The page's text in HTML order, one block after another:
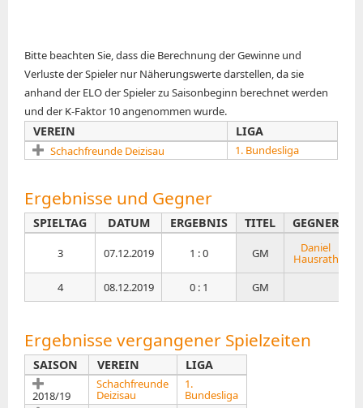
Spielplan
Ergebnisse
Ewige Tabelle
Hall of Fame
Spielersuche
Fotos
Videos
PARTIEN
FRAUEN
Bitte beachten Sie, dass die Berechnung der Gewinne und
Verluste der Spieler nur Näherungswerte darstellen, da sie
anhand der ELO der Spieler zu Saisonbeginn berechnet werden
und der K-Faktor 10 angenommen wurde.
VEREIN LIGA
Schachfreunde Deizisau 1. Bundesliga
Ergebnisse und Gegner
SPIELTAG DATUM ERGEBNIS TITEL GEGNER
3 07.12.2019 1 : 0 GM Daniel
Hausrath
4 08.12.2019 0 : 1 GM
Ergebnisse vergangener Spielzeiten
SAISON VEREIN LIGA
2018/19
Schachfreunde
Deizisau
1.
Bundesliga